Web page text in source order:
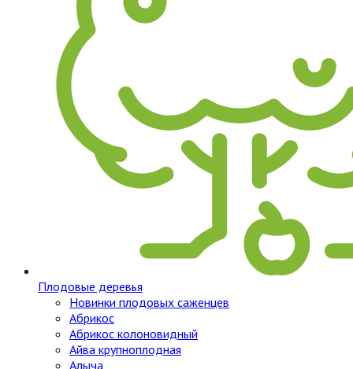
Плодовые деревья
Новинки плодовых саженцев
Абрикос
Абрикос колоновидный
Айва крупноплодная
Алыча